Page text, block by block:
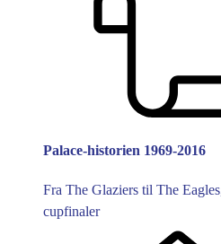
Palace-historien 1969-2016
Fra The Glaziers til The
cupfinaler